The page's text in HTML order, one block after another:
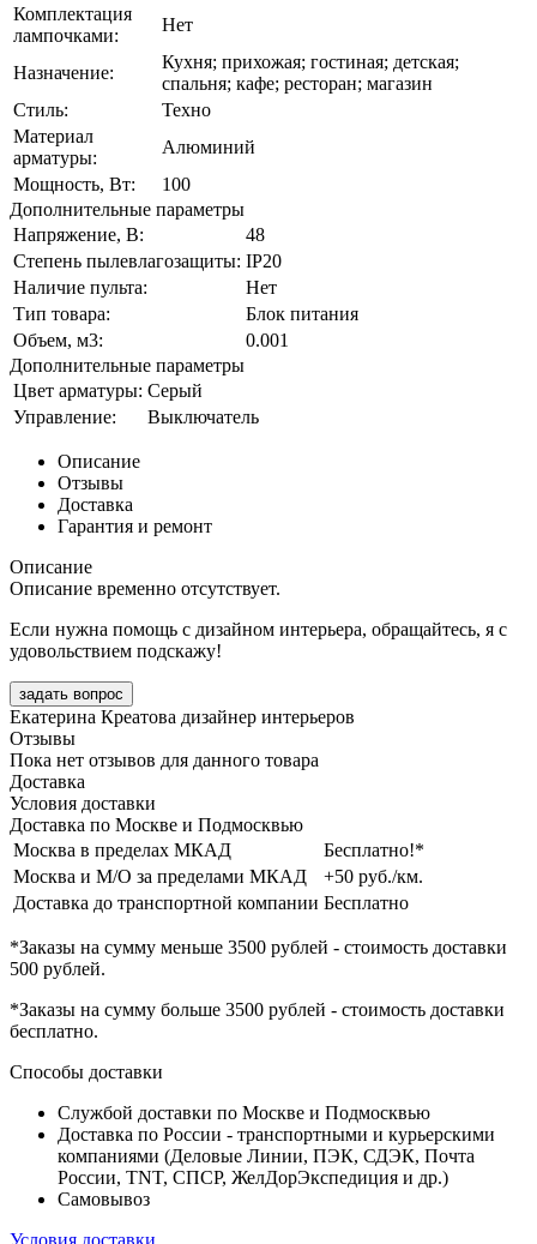
Комплектация
лампочками:
Нет
Назначение:
Кухня; прихожая; гостиная; детская;
спальня; кафе; ресторан; магазин
Стиль:
Техно
Материал
арматуры:
Алюминий
Мощность, Вт:
100
Дополнительные параметры
Напряжение, В:
48
Степень пылевлагозащиты: IP20
Наличие пульта:
Нет
Тип товара:
Блок питания
Объем, м3:
0.001
Дополнительные параметры
Цвет арматуры: Серый
Управление:
Выключатель
Описание
Отзывы
Доставка
Гарантия и ремонт
Описание
Описание временно отсутствует.
Если нужна помощь с дизайном интерьера, обращайтесь, я с
удовольствием подскажу!
задать вопрос
Екатерина Креатова дизайнер интерьеров
Отзывы
Пока нет отзывов для данного товара
Доставка
Условия доставки
Доставка по Москве и Подмосквью
Москва в пределах МКАД
Бесплатно!*
Москва и М/О за пределами МКАД
+50 руб./км.
Доставка до транспортной компании Бесплатно
*Заказы на сумму меньше 3500 рублей - стоимость доставки
500 рублей.
*Заказы на сумму больше 3500 рублей - стоимость доставки
бесплатно.
Способы доставки
Службой доставки по Москве и Подмосквью
Доставка по России - транспортными и курьерскими
компаниями (Деловые Линии, ПЭК, СДЭК, Почта
России, TNT, СПСР, ЖелДорЭкспедиция и др.)
Самовывоз
Условия доставки